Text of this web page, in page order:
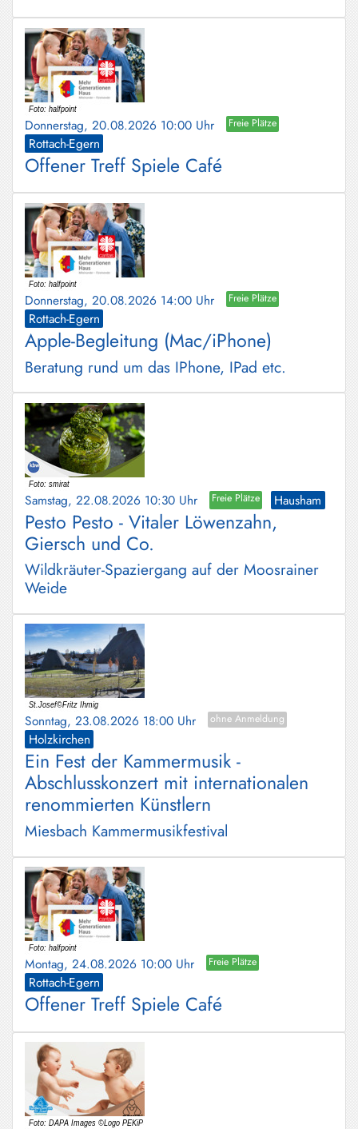
Donnerstag, 20.08.2026 10:00 Uhr Freie Plätze
Rottach-Egern
Offener Treff Spiele Café
Donnerstag, 20.08.2026 14:00 Uhr Freie Plätze
Rottach-Egern
Apple-Begleitung (Mac/iPhone)
Beratung rund um das IPhone, IPad etc.
Samstag, 22.08.2026 10:30 Uhr Freie Plätze Hausham
Pesto Pesto - Vitaler Löwenzahn,
Giersch und Co.
Wildkräuter-Spaziergang auf der Moosrainer
Weide
Sonntag, 23.08.2026 18:00 Uhr ohne Anmeldung
Holzkirchen
Ein Fest der Kammermusik -
Abschlusskonzert mit internationalen
renommierten Künstlern
Miesbach Kammermusikfestival
Montag, 24.08.2026 10:00 Uhr Freie Plätze
Rottach-Egern
Offener Treff Spiele Café